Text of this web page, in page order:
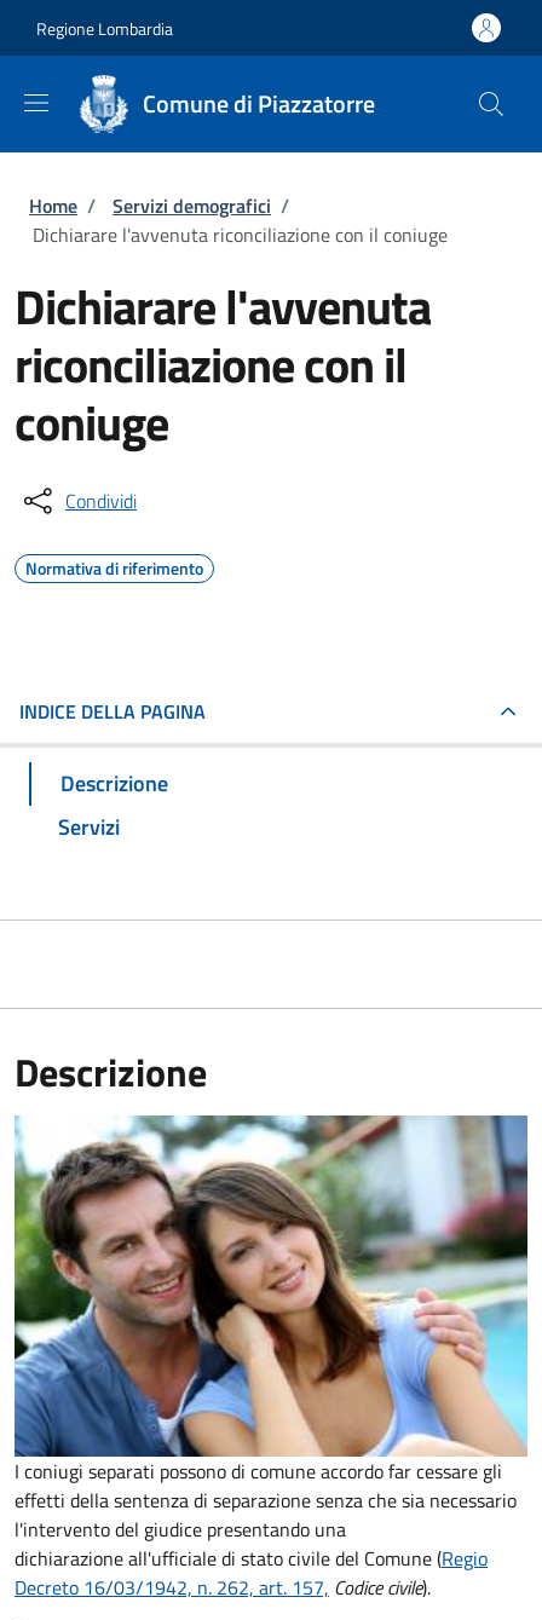
Regione Lombardia
Comune di Piazzatorre
Briciole di pane
Home / Servizi demografici /
Dichiarare l'avvenuta riconciliazione con il coniuge
Dichiarare l'avvenuta
riconciliazione con il
coniuge
Condividi
Normativa di riferimento
INDICE DELLA PAGINA
Descrizione
Servizi
Descrizione
I coniugi separati possono di comune accordo far cessare gli
effetti della sentenza di separazione senza che sia necessario
l'intervento del giudice presentando una
dichiarazione all'ufficiale di stato civile del Comune (Regio
Decreto 16/03/1942, n. 262, art. 157, Codice civile).